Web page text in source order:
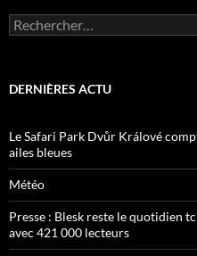
Rechercher :
DERNIÈRES ACTU
Le Safari Park Dvůr Králové
ailes bleues
Météo
Presse : Blesk reste le quotidien
avec 421 000 lecteurs